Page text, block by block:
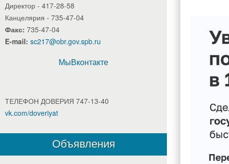
Директор - 417-28-58
Канцелярия - 735-47-04
Факс: 735-47-04
E-mail: sc217@obr.gov.spb.ru
МыВконтакте
ТЕЛЕФОН ДОВЕРИЯ 747-13-40
vk.com/doveriyat
Объявления